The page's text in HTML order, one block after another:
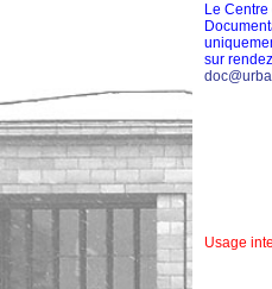
Le Centre
sur
Usage